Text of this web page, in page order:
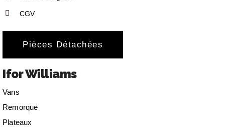
CGV
Pièces Détachées
Ifor Williams
Vans
Remorque
Plateaux